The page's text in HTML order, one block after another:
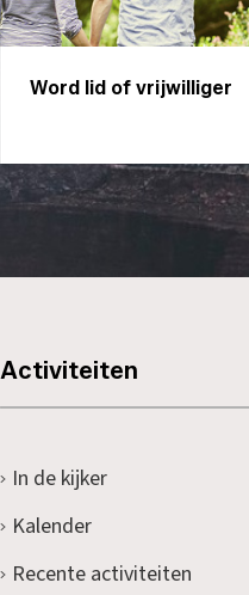
Word lid of vrijwilliger
Activiteiten
In de kijker
Kalender
Recente activiteiten